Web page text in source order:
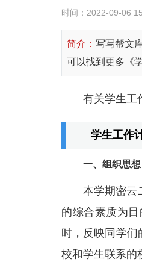
时间： 2022-09-06
简介： 写写帮文
可以找到更多《
有关学生工
学生工作
一、组织思想
本学期密云
的综合素质为
时，反映同学们
校和学生联系的